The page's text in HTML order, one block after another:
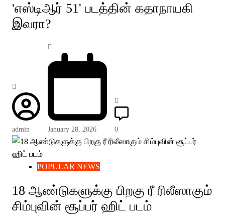
'எஸ்டிஆர் 51' படத்தின் கதாநாயகி
இவரா?
admin January 28, 2026 0
POPULAR NEWS
18 ஆண்டுகளுக்கு பிறகு ரீ ரிலீஸாகும்
சிம்புவின் சூப்பர் ஹிட் படம்